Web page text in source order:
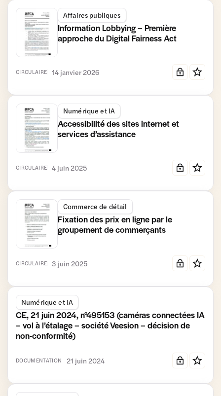
Transmission-
Reprise et
Entrepreneuriat
Travail et
Formation
Immobilier
commercial
Affaires publiques
Information Lobbying – Première
approche du Digital Fairness Act
CIRCULAIRE 14 janvier 2026
Numérique et IA
Accessibilité des sites internet et
services d’assistance
CIRCULAIRE 4 juin 2025
Commerce de détail
Fixation des prix en ligne par le
groupement de commerçants
CIRCULAIRE 3 juin 2025
Numérique et IA
CE, 21 juin 2024, n°495153 (caméras connectées IA
– vol à l’étalage – société Veesion – décision de
non-conformité)
DOCUMENTATION 21 juin 2024